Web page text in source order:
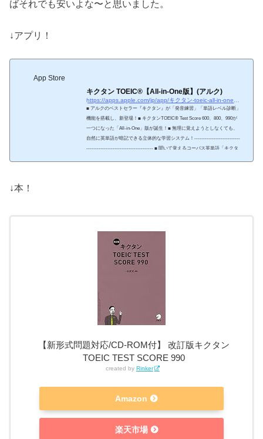
ばそれでも安いよな〜と思いました。
↓アプリ！
App Store
‎キクタン TOEIC®【All-in-One版】(アルク)
https://apps.apple.com/jp/app/キクタン-toeic-all-in-one版-アルク/id1230841760
‎■ アルクのベストセラー『キクタン』が「発音練習」「単語レベル診断」
機能を搭載し、新登場！■ キクタンTOEIC® Test Score 600、800、990が
一つになった「All-in-One」版が誕生！■ 無理に覚えようとしなくても、
自然に英単語が暗記できる立体的な学習システム！--------------------------
-------------------------------------- ■ 聞いて覚えるコーパス英単語「キクタ
↓本！
【新形式問題対応/CD-ROM付】 改訂版キクタン
TOEIC TEST SCORE 990
created by Rinker
Amazon
楽天市場